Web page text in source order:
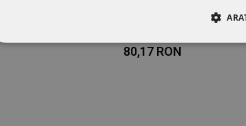
Trusa de prim ajutor VESTA
80,17 RON
STRICT NECESARE DE PERFORMANȚĂ